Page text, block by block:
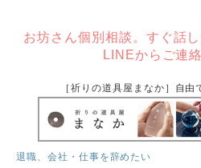
お坊さん個別相談。すぐ話
LINEからご連
［祈りの道具屋まなか］自
退職、会社・仕事を辞めたい